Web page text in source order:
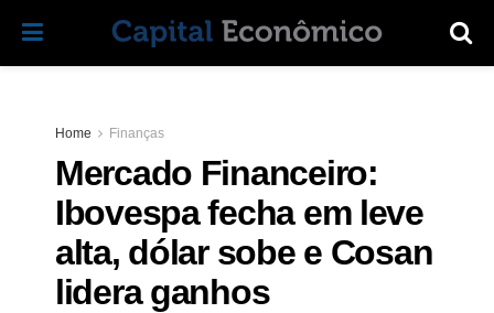
Home Finanças
Mercado Financeiro:
Ibovespa fecha em leve
alta, dólar sobe e Cosan
lidera ganhos